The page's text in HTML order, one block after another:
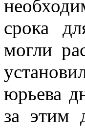
срока
могли
юрьева
за этим